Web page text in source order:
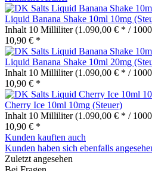
Liquid Banana Shake 10ml 10mg
Inhalt 10 Milliliter(1.090,00 € * /
10,90 € *
Liquid Banana Shake 10ml 20mg
Inhalt 10 Milliliter(1.090,00 € * /
10,90 € *
Cherry Ice 10ml 10mg (Steuer)
Inhalt 10 Milliliter(1.090,00 € * /
10,90 € *
Kunden kauften auch
Kunden haben sich ebenfalls
Zuletzt angesehen